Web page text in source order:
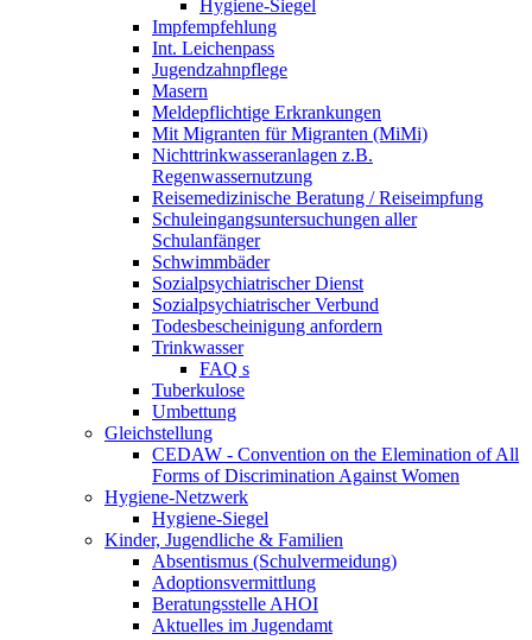
Hygiene-Siegel
Impfempfehlung
Int. Leichenpass
Jugendzahnpflege
Masern
Meldepflichtige Erkrankungen
Mit Migranten für Migranten (MiMi)
Nichttrinkwasseranlagen z.B.
Regenwassernutzung
Reisemedizinische Beratung / Reiseimpfung
Schuleingangsuntersuchungen aller
Schulanfänger
Schwimmbäder
Sozialpsychiatrischer Dienst
Sozialpsychiatrischer Verbund
Todesbescheinigung anfordern
Trinkwasser
FAQ s
Tuberkulose
Umbettung
Gleichstellung
CEDAW - Convention on the Elemination of All
Forms of Discrimination Against Women
Hygiene-Netzwerk
Hygiene-Siegel
Kinder, Jugendliche & Familien
Absentismus (Schulvermeidung)
Adoptionsvermittlung
Beratungsstelle AHOI
Aktuelles im Jugendamt